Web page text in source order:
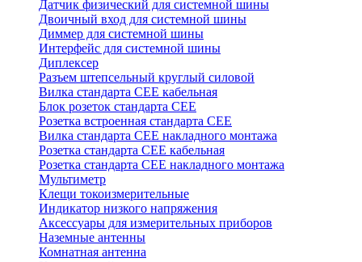
Датчик физический для системной шины
Двоичный вход для системной шины
Диммер для системной шины
Интерфейс для системной шины
Диплексер
Разъем штепсельный круглый силовой
Вилка стандарта CEE кабельная
Блок розеток стандарта CEE
Розетка встроенная стандарта CEE
Вилка стандарта CEE накладного монтажа
Розетка стандарта СЕЕ кабельная
Розетка стандарта СЕЕ накладного монтажа
Мультиметр
Клещи токоизмерительные
Индикатор низкого напряжения
Аксессуары для измерительных приборов
Наземные антенны
Комнатная антенна